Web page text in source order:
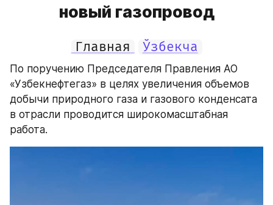
новый газопровод
Главная Ўзбекча
По поручению Председателя Правления АО
«Узбекнефтегаз» в целях увеличения объемов
добычи природного газа и газового конденсата
в отрасли проводится широкомасштабная
работа.